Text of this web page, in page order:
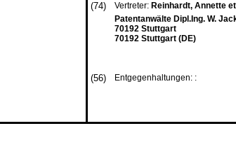
(74) Vertreter: Reinhardt, Annette et
Patentanwälte Dipl.Ing. W.
70192 Stuttgart
70192 Stuttgart (DE)
(56) Entgegenhaltungen: :